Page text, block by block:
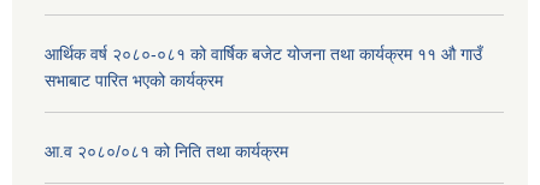
आर्थिक वर्ष २०८०-०८१ को वार्षिक बजेट योजना तथा कार्यक्रम ११ औ गाउँ
सभाबाट पारित भएको कार्यक्रम
आ.व २०८०/०८१ को निति तथा कार्यक्रम